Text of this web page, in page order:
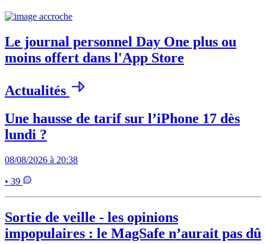
Le journal personnel Day One plus ou
moins offert dans l'App Store
Actualités
Une hausse de tarif sur l’iPhone 17 dès
lundi ?
08/08/2026 à 20:38
• 39
Sortie de veille - les opinions
impopulaires : le MagSafe n’aurait pas dû